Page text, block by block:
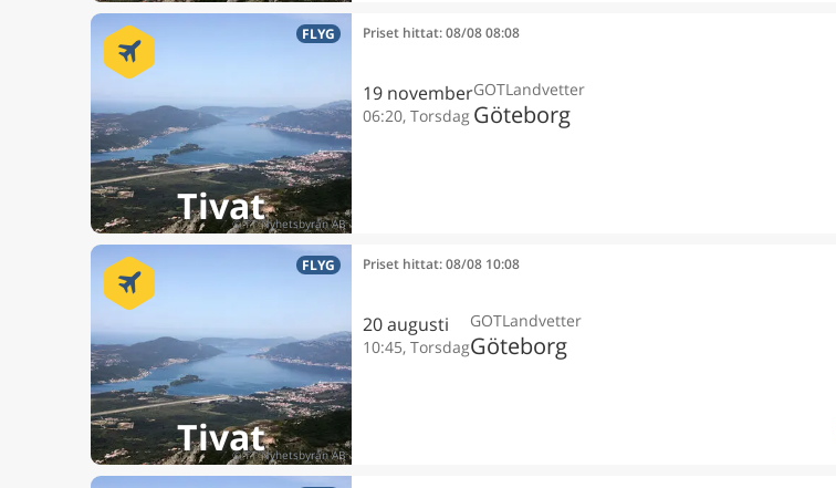
Tivat
FLYG Priset hittat: 08/08 08:08
19 november
06:20, Torsdag
GOTLandvetter
Göteborg
Tivat
FLYG Priset hittat: 08/08 10:08
20 augusti
10:45, Torsdag
GOTLandvetter
Göteborg